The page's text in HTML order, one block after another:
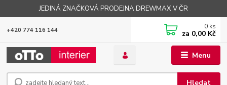
JEDINÁ ZNAČKOVÁ PRODEJNA DREWMAX V ČR
Menu
Hledat
+420 774 116 144 0 ks
za 0,00 Kč